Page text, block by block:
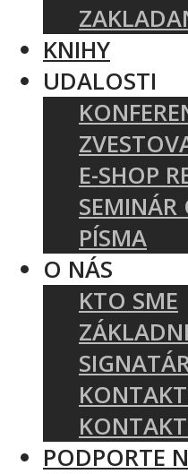
KNIHY
UDALOSTI
E-SHOP
SEMINÁR
PÍSMA
O NÁS
KTO SME
PODPORTE